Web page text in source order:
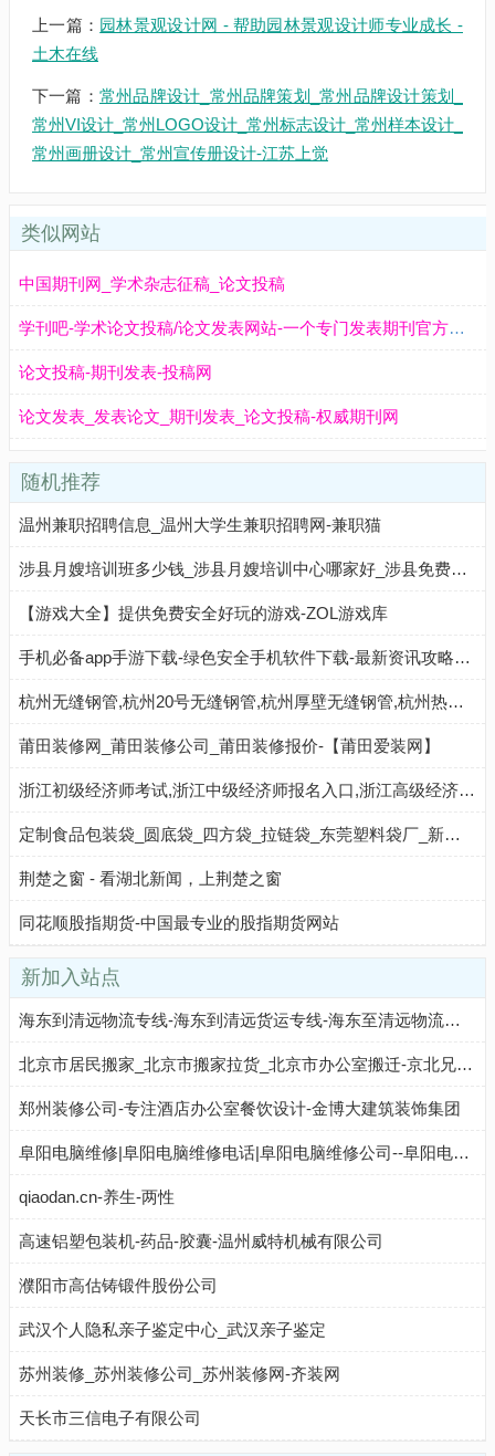
上一篇： 园林景观设计网 - 帮助园林景观设计师专业成长 -
土木在线
下一篇： 常州品牌设计_常州品牌策划_常州品牌设计策划_
常州VI设计_常州LOGO设计_常州标志设计_常州样本设计_
常州画册设计_常州宣传册设计-江苏上觉
类似网站
中国期刊网_学术杂志征稿_论文投稿
学刊吧-学术论文投稿/论文发表网站-一个专门发表期刊官方征稿信息的平台
论文投稿-期刊发表-投稿网
论文发表_发表论文_期刊发表_论文投稿-权威期刊网
随机推荐
温州兼职招聘信息_温州大学生兼职招聘网-兼职猫
涉县月嫂培训班多少钱_涉县月嫂培训中心哪家好_涉县免费月嫂培训学习报名-涉县月嫂培训学校机构
【游戏大全】提供免费安全好玩的游戏-ZOL游戏库
手机必备app手游下载-绿色安全手机软件下载-最新资讯攻略网站-圈圈下载
杭州无缝钢管,杭州20号无缝钢管,杭州厚壁无缝钢管,杭州热轧无缝钢管,杭州高压锅炉管,杭州圆钢厂家_山东御搜网络
莆田装修网_莆田装修公司_莆田装修报价-【莆田爱装网】
浙江初级经济师考试,浙江中级经济师报名入口,浙江高级经济师报考条件,浙江经济师考试成绩查询-浙江经济师考试网
定制食品包装袋_圆底袋_四方袋_拉链袋_东莞塑料袋厂_新润隆包装
荆楚之窗 - 看湖北新闻，上荆楚之窗
同花顺股指期货-中国最专业的股指期货网站
新加入站点
海东到清远物流专线-海东到清远货运专线-海东至清远物流公司-就发物流网
北京市居民搬家_北京市搬家拉货_北京市办公室搬迁-京北兄弟搬家...
郑州装修公司-专注酒店办公室餐饮设计-金博大建筑装饰集团
阜阳电脑维修|阜阳电脑维修电话|阜阳电脑维修公司--阜阳电脑维修网
qiaodan.cn-养生-两性
高速铝塑包装机-药品-胶囊-温州威特机械有限公司
濮阳市高估铸锻件股份公司
武汉个人隐私亲子鉴定中心_武汉亲子鉴定
苏州装修_苏州装修公司_苏州装修网-齐装网
天长市三信电子有限公司